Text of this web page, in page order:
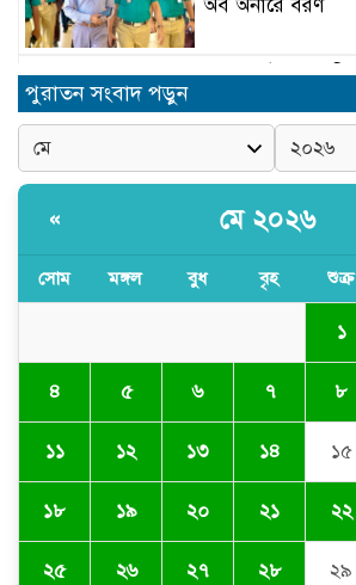
অব অনারে বরণ
চুনারুঘাটে
দাবির অভিযোগে
দোয়ারাবাজারে
সম্মেলন চারটি
ছিনিয়ে নেওয়ার
বগুলাবাজার
১লা আগস্টের
চালিত রিকশাইজি
ঐক্য পরিষদ
পুরাতন সংবাদ পড়ুন
« মে ২০২৬
সোম মঙ্গল বুধ বৃহ শুক্র
১
৪ ৫ ৬ ৭ ৮
১১ ১২ ১৩ ১৪ ১৫
১৮ ১৯ ২০ ২১ ২২
২৫ ২৬ ২৭ ২৮ ২৯